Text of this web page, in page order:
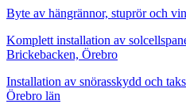
Byte av hängrännor, stuprör och
Komplett installation av
Brickebacken, Örebro
Installation av snörasskydd och
Örebro län